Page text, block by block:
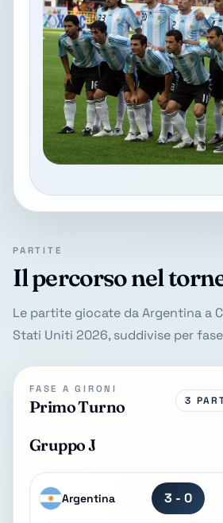
PARTITE
Il percorso nel
Le partite giocate da Argentina a
Stati Uniti 2026, suddivise per
FASE A GIRONI
Primo Turno 3
Gruppo J
Argentina 3 - 0